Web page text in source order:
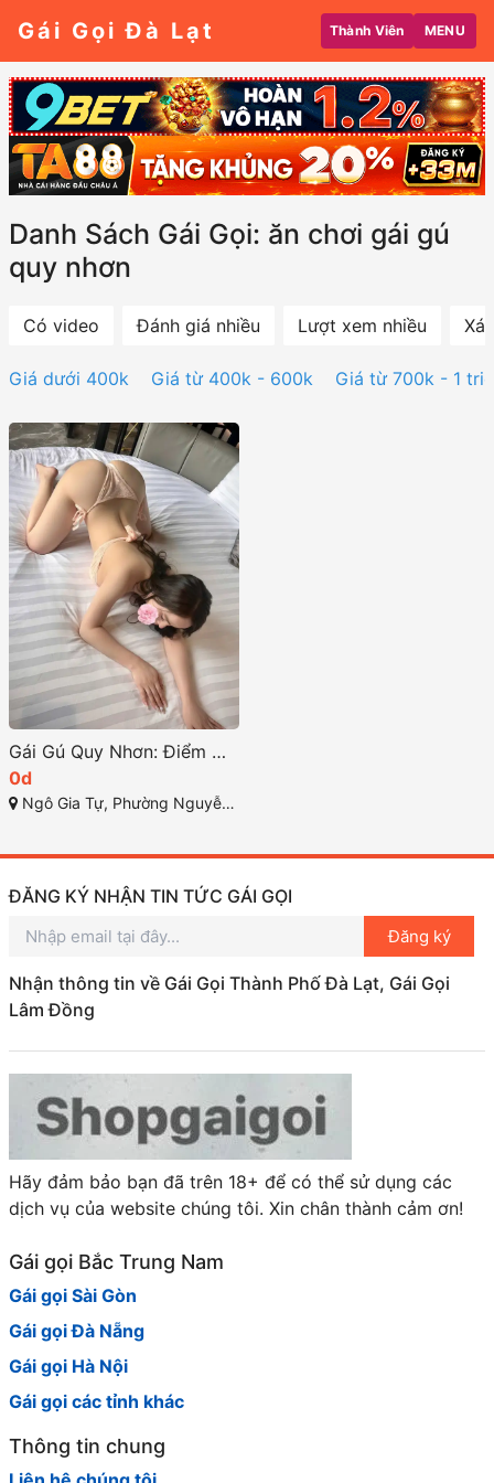
Gái Gọi Đà Lạt Thành Viên MENU
Danh Sách Gái Gọi: ăn chơi gái gú
quy nhơn
Có video Đánh giá nhiều Lượt xem nhiều
Giá dưới 400k Giá từ 400k - 600k Giá từ 700k - 1
Gái Gú Quy Nhơn: Điểm Đến Hấp Dẫn Cho Anh Em 77
0d
Ngô Gia Tự, Phường Nguyễn Văn Cừ, Thành phố Quy Nhơn, Tỉnh Bình Định
ĐĂNG KÝ NHẬN TIN TỨC GÁI GỌI
Đăng ký
Nhận thông tin về Gái Gọi Thành Phố Đà Lạt, Gái Gọi
Lâm Đồng
Hãy đảm bảo bạn đã trên 18+ để có thể sử dụng các
dịch vụ của website chúng tôi. Xin chân thành cảm ơn!
Gái gọi Bắc Trung Nam
Gái gọi Sài Gòn
Gái gọi Đà Nẵng
Gái gọi Hà Nội
Gái gọi các tỉnh khác
Thông tin chung